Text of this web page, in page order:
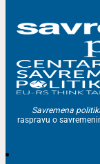
Savremena
raspravu o